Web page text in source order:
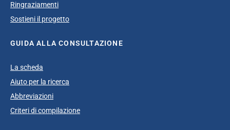
Ringraziamenti
Sostieni il progetto
GUIDA ALLA CONSULTAZIONE
La scheda
Aiuto per la ricerca
Abbreviazioni
Criteri di compilazione